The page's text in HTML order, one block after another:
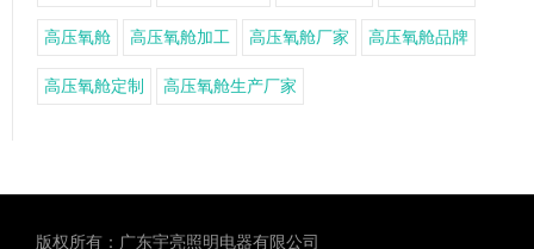
高压氧舱 高压氧舱加工 高压氧舱厂家 高压氧舱品牌
高压氧舱定制 高压氧舱生产厂家
版权所有：广东宇亮照明电器有限公司